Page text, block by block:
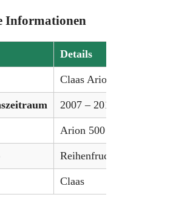
Informationen
Details
Claas Arion 520
2007 – 2011
Arion 500
Reihenfruchttraktor
Claas